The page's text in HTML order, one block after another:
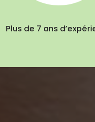
Plus de 7 ans